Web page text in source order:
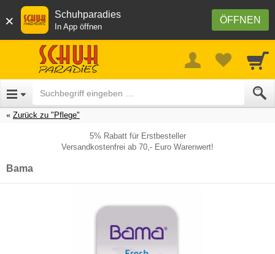
× ÖFFNEN
Schuhparadies
In App öffnen
Zurück zu "Pflege"
5% Rabatt für Erstbesteller
Versandkostenfrei ab 70,- Euro Warenwert!
Bama